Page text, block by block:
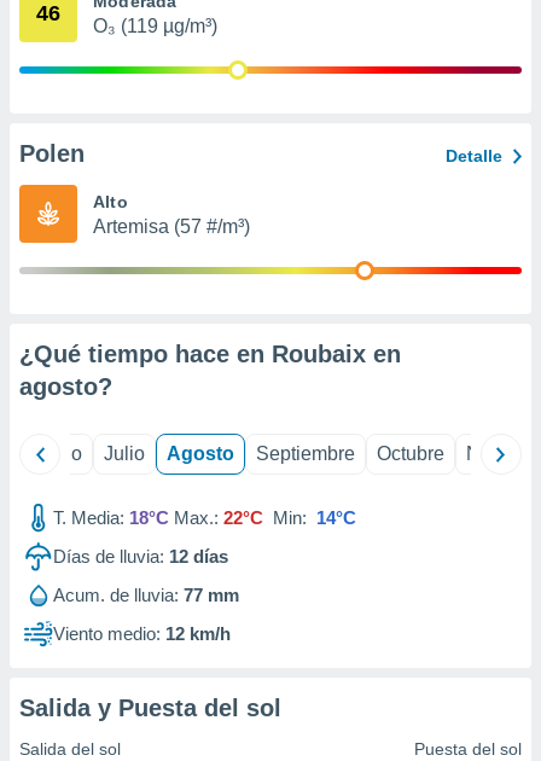
publicidad
de
1199
46
O₃ (119 µg/m³)
Polen Detalle
Alto
Artemisa (57 #/m³)
¿Qué tiempo hace en Roubaix en
agosto?
Junio Julio Agosto Septiembre Octubre
T. Media: 18°C Max.: 22°C Min: 14°C
Días de lluvia: 12 días
Acum. de lluvia: 77 mm
Viento medio: 12 km/h
Salida y Puesta del sol
Salida del sol Puesta del sol